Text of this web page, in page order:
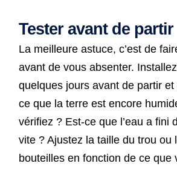
Tester avant de partir
La meilleure astuce, c’est de
avant de vous absenter.
quelques jours avant de partir
ce que la terre est encore
vérifiez ? Est-ce que l’eau a fini
vite ? Ajustez la taille du trou ou
bouteilles en fonction de ce que